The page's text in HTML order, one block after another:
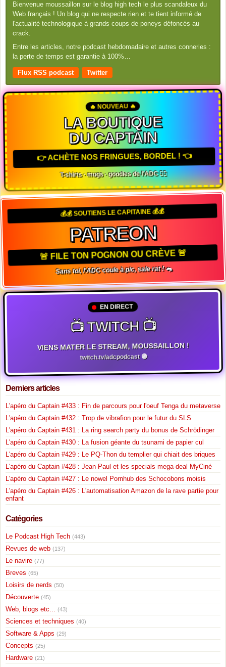
Bienvenue moussaillon sur le blog high tech le plus scandaleux du
Web français ! Un blog qui ne respecte rien et te tient informé de
l'actualité technologique à grands coups de poneys défoncés au
crack.
Entre les articles, notre podcast hebdomadaire et autres conneries :
la perte de temps est garantie à 100%…
Flux RSS podcast Twitter
🔥 NOUVEAU 🔥
LA BOUTIQUE
DU CAPTAIN
👉 ACHÈTE NOS FRINGUES, BORDEL ! 👈
T-shirts · mugs · goodies de l'ADC 🏴‍☠️
💰💰 SOUTIENS LE CAPITAINE 💰💰
PATREON
🚨 FILE TON POGNON OU CRÈVE 🚨
Sans toi, l'ADC coule à pic, sale rat ! 🐀
EN DIRECT
📺 TWITCH 📺
VIENS MATER LE STREAM, MOUSSAILLON !
twitch.tv/adcpodcast 🟣
Derniers articles
L'apéro du Captain #433 : Fin de parcours pour l'oeuf Tenga du metaverse
L'apéro du Captain #432 : Trop de vibrafion pour le futur du SLS
L'apéro du Captain #431 : La ring search party du bonus de Schrödinger
L'apéro du Captain #430 : La fusion géante du tsunami de papier cul
L'apéro du Captain #429 : Le PQ-Thon du templier qui chiait des briques
L'apéro du Captain #428 : Jean-Paul et les specials mega-deal MyCiné
L'apéro du Captain #427 : Le nowel Pornhub des Schocobons moisis
L'apéro du Captain #426 : L'automatisation Amazon de la rave partie pour
enfant
Catégories
Le Podcast High Tech (443)
Revues de web (137)
Le navire (77)
Breves (65)
Loisirs de nerds (50)
Découverte (45)
Web, blogs etc... (43)
Sciences et techniques (40)
Software & Apps (29)
Concepts (25)
Hardware (21)